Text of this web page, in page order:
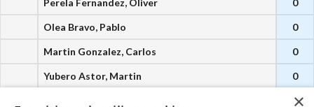
Olea Bravo, Pablo 0
Martin Gonzalez, Carlos 0
Yubero Astor, Martin 0
×